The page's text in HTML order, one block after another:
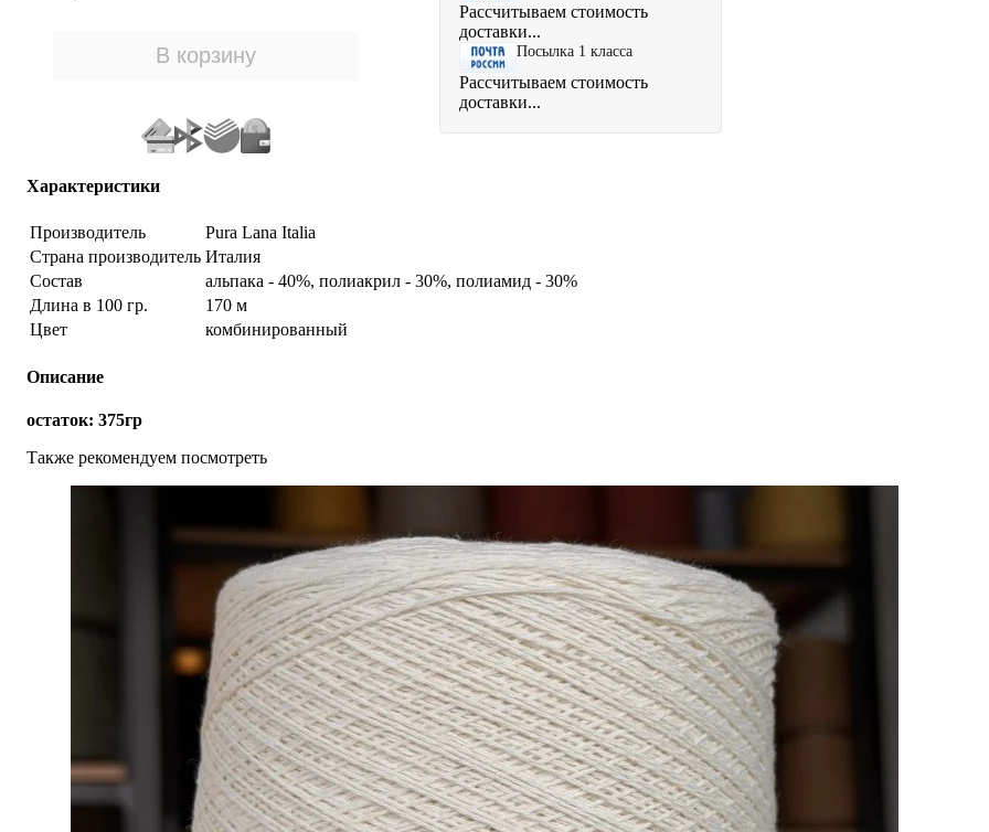
Рассчитываем стоимость
доставки...
Посылка 1 класса
Рассчитываем стоимость
доставки...
Характеристики
Производитель
Pura Lana Italia
Страна производитель Италия
Состав
альпака - 40%, полиакрил - 30%, полиамид - 30%
Длина в 100 гр.
170 м
Цвет
комбинированный
Описание
остаток: 375гр
Также рекомендуем посмотреть